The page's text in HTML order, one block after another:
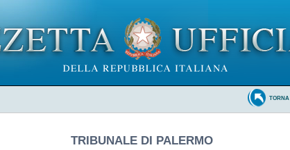
TRIBUNALE DI PALERMO